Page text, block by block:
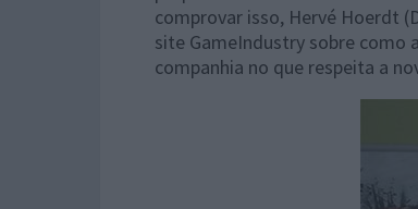
comprovar isso, Hervé Hoerdt
site GameIndustry sobre como
companhia no que respeita a